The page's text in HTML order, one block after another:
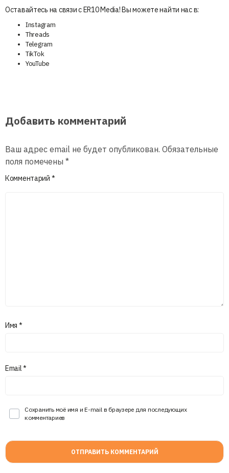
Оставайтесь на связи с ER10 Media! Вы можете найти нас в:
Instagram
Threads
Telegram
TikTok
YouTube
Добавить комментарий
Ваш адрес email не будет опубликован. Обязательные
поля помечены *
Комментарий *
Имя *
Email*
Сохранить моё имя и E-mail в браузере для последующих
комментариев